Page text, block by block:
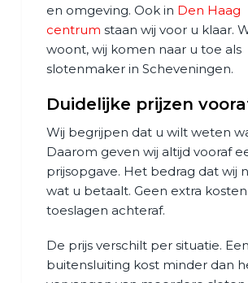
en omgeving. Ook in Den Haag
centrum staan wij voor u klaar.
woont, wij komen naar u toe als
slotenmaker in Scheveningen.
Duidelijke prijzen
Wij begrijpen dat u wilt weten
Daarom geven wij altijd vooraf
prijsopgave. Het bedrag dat wij
wat u betaalt. Geen extra
toeslagen achteraf.
De prijs verschilt per situatie.
buitensluiting kost minder dan